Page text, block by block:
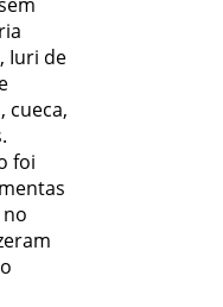
Iuri de
cueca,
foi